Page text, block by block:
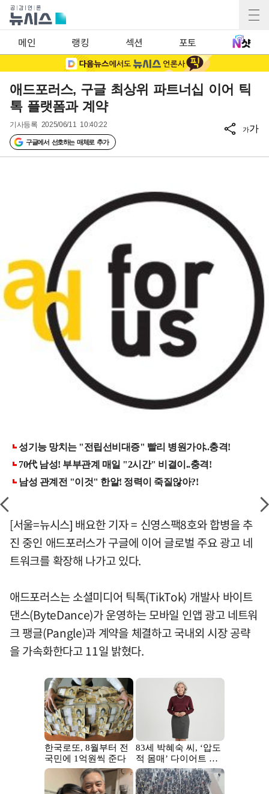
메인 랭킹 섹션 포토
애드포러스, 구글 최상위 파트너십 이어 틱
톡 플랫폼과 계약
기사등록 2025/06/11 10:40:22
구글에서 선호하는 매체로 추가
가가
[서울=뉴시스] 배요한 기자 = 신영스팩8호와 합병을 추
진 중인 애드포러스가 구글에 이어 글로벌 주요 광고 네
트워크를 확장해 나가고 있다.
애드포러스는 소셜미디어 틱톡(TikTok) 개발사 바이트
댄스(ByteDance)가 운영하는 모바일 인앱 광고 네트워
크 팽글(Pangle)과 계약을 체결하고 국내외 시장 공략
을 가속화한다고 11일 밝혔다.